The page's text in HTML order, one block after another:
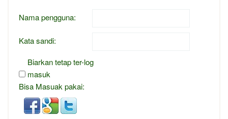
Nama pengguna:
Kata sandi:
Biarkan tetap ter-log
masuk
Bisa Masuak pakai: